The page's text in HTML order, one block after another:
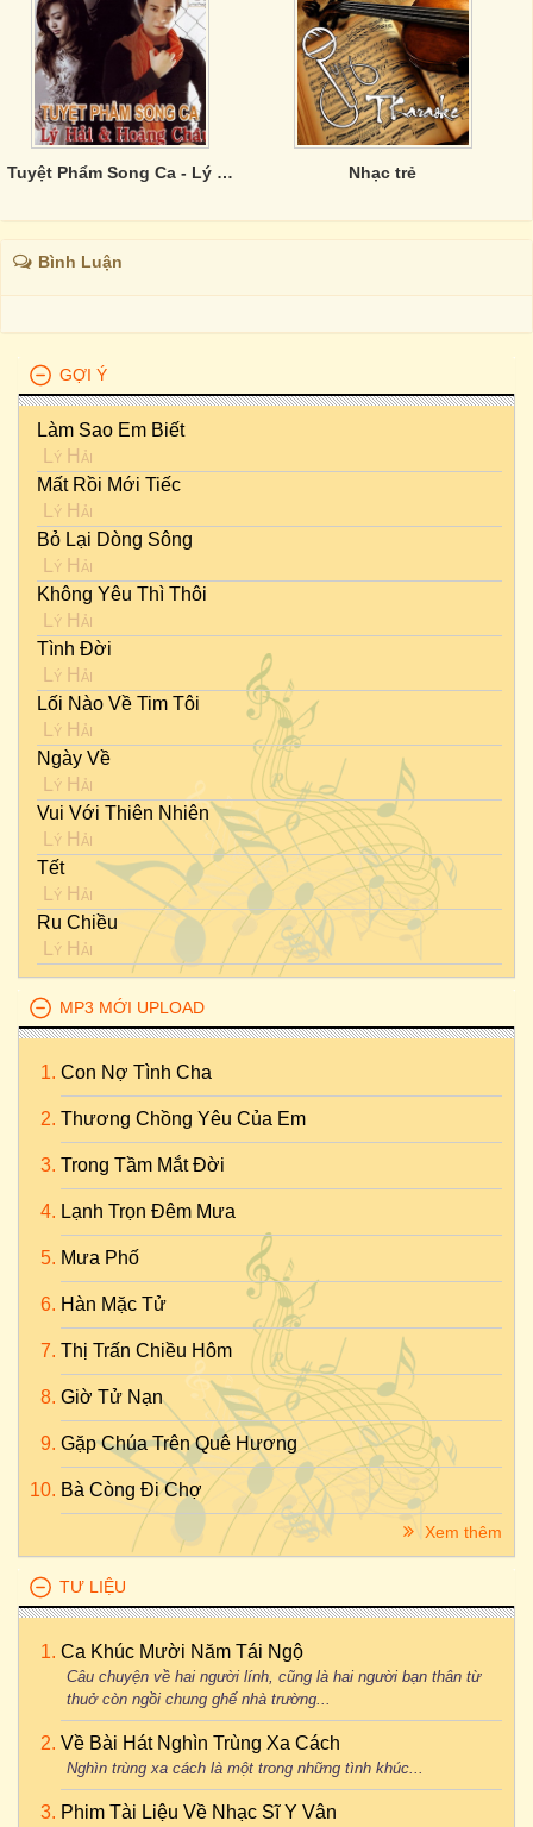
Tuyệt Phẩm Song Ca - Lý Hải, Hoàng Châu( Vol.1) Nhạc trẻ
Bình Luận
GỢI Ý
Làm Sao Em Biết
Lý Hải
Mất Rồi Mới Tiếc
Lý Hải
Bỏ Lại Dòng Sông
Lý Hải
Không Yêu Thì Thôi
Lý Hải
Tình Đời
Lý Hải
Lối Nào Về Tim Tôi
Lý Hải
Ngày Về
Lý Hải
Vui Với Thiên Nhiên
Lý Hải
Tết
Lý Hải
Ru Chiều
Lý Hải
MP3 MỚI UPLOAD
Con Nợ Tình Cha
Thương Chồng Yêu Của Em
Trong Tầm Mắt Đời
Lạnh Trọn Đêm Mưa
Mưa Phố
Hàn Mặc Tử
Thị Trấn Chiều Hôm
Giờ Tử Nạn
Gặp Chúa Trên Quê Hương
Bà Còng Đi Chợ
Xem thêm
TƯ LIỆU
Ca Khúc Mười Năm Tái Ngộ
Câu chuyện về hai người lính, cũng là hai người bạn thân từ
thuở còn ngồi chung ghế nhà trường...
Về Bài Hát Nghìn Trùng Xa Cách
Nghìn trùng xa cách là một trong những tình khúc...
Phim Tài Liệu Về Nhạc Sĩ Y Vân